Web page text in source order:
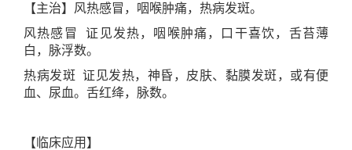
【主治】风热感冒，咽喉肿痛，热病发斑。
风热感冒 证见发热，咽喉肿痛，口干喜饮，舌苔薄
白，脉浮数。
热病发斑 证见发热，神昏，皮肤、黏膜发斑，或有便
血、尿血。舌红绛，脉数。
【临床应用】